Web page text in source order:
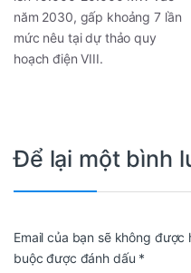
năm 2030, gấp khoảng 7 lần
mức nêu tại dự thảo quy
hoạch điện VIII.
Để lại một bình
Email của bạn sẽ không được
buộc được đánh dấu *